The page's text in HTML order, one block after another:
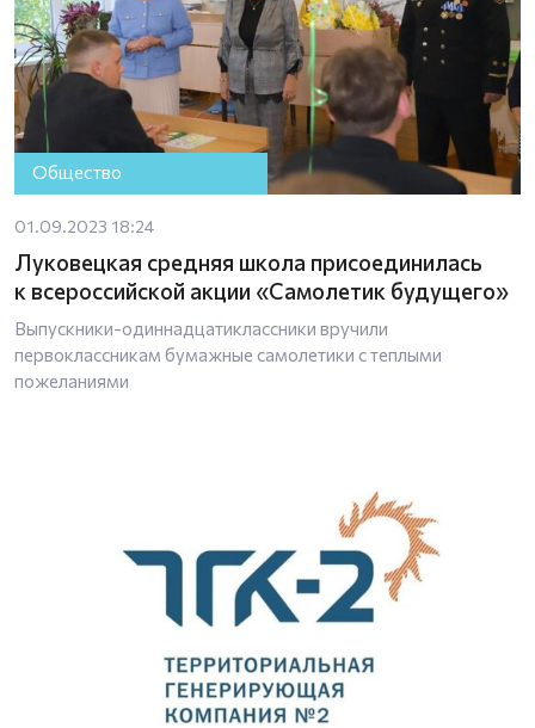
Общество
01.09.2023 18:24
Луковецкая средняя школа присоединилась
к всероссийской акции «Самолетик будущего»
Выпускники-одиннадцатиклассники вручили
первоклассникам бумажные самолетики с теплыми
пожеланиями